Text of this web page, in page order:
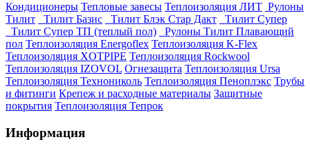
Кондиционеры Тепловые завесы Теплоизоляция ЛИТ Рулоны
Тилит
Тилит Базис Тилит Блэк Стар Дакт
Тилит Супер
Тилит Супер ТП (теплый пол)
Рулоны Тилит Плавающий
пол Теплоизоляция Energoflex Теплоизоляция K-Flex
Теплоизоляция XOTPIPE Теплоизоляция Rockwool
Теплоизоляция IZOVOL Огнезащита Теплоизоляция Ursa
Теплоизоляция Технониколь Теплоизоляция Пеноплэкс Трубы
и фитинги Крепеж и расходные материалы Защитные
покрытия Теплоизоляция Тепрок
Информация